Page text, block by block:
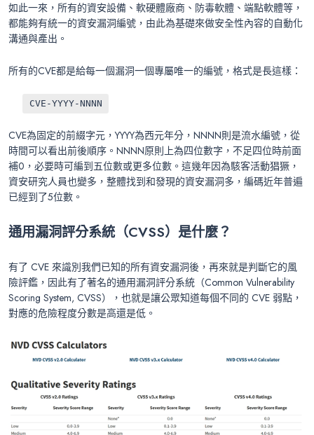
如此一來，所有的資安設備、軟硬體廠商、防毒軟體、端點軟體等，
都能夠有統一的資安漏洞編號，由此為基礎來做安全性內容的自動化
溝通與產出。
所有的CVE都是給每一個漏洞一個專屬唯一的編號，格式是長這樣：
CVE-YYYY-NNNN
CVE為固定的前綴字元，YYYY為西元年分，NNNN則是流水編號，從
時間可以看出前後順序。NNNN原則上為四位數字，不足四位時前面
補0，必要時可編到五位數或更多位數。這幾年因為駭客活動猖獗，
資安研究人員也變多，整體找到和發現的資安漏洞多，編碼近年普遍
已經到了5位數。
通用漏洞評分系統（CVSS）是什麼？
有了 CVE 來識別我們已知的所有資安漏洞後，再來就是判斷它的風
險評鑑，因此有了著名的通用漏洞評分系統（Common Vulnerability
Scoring System, CVSS），也就是讓公眾知道每個不同的 CVE 弱點，
對應的危險程度分數是高還是低。